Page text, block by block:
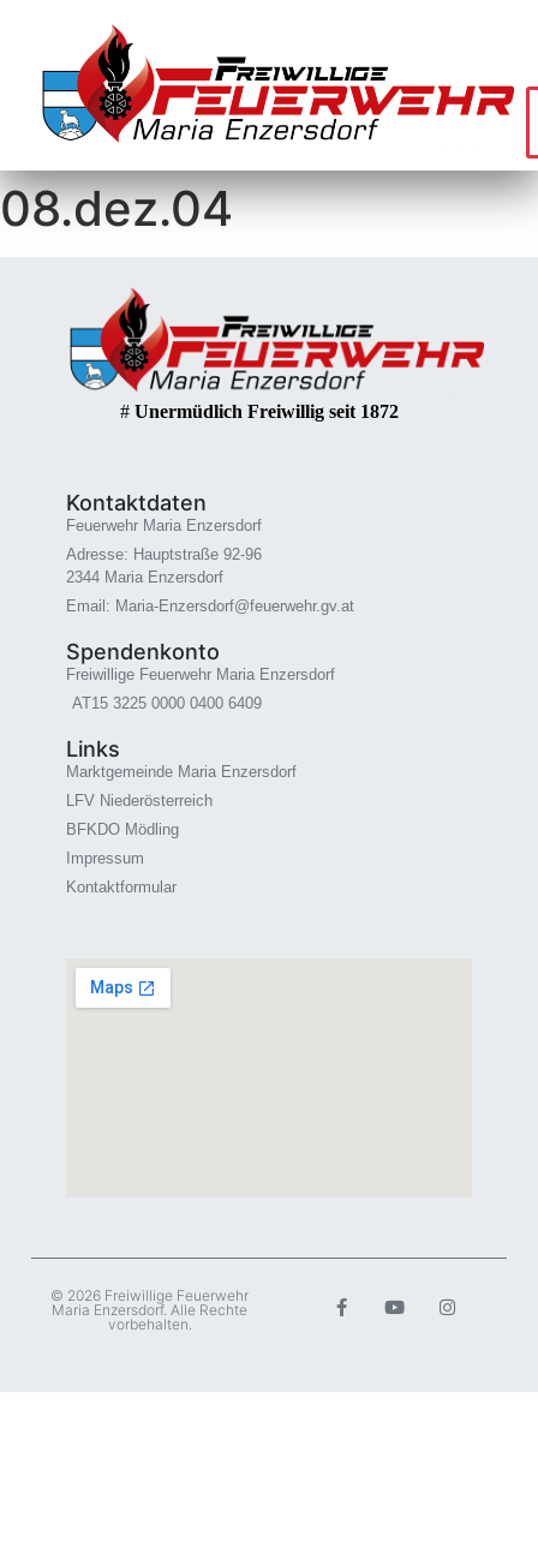
08.dez.04
# Unermüdlich Freiwillig seit 1872
Kontaktdaten
Feuerwehr Maria Enzersdorf
Adresse: Hauptstraße 92-96
2344 Maria Enzersdorf
Email: Maria-Enzersdorf@feuerwehr.gv.at
Spendenkonto
Freiwillige Feuerwehr Maria Enzersdorf
AT15 3225 0000 0400 6409
Links
Marktgemeinde Maria Enzersdorf
LFV Niederösterreich
BFKDO Mödling
Impressum
Kontaktformular
© 2026 Freiwillige Feuerwehr
Maria Enzersdorf. Alle Rechte
vorbehalten.